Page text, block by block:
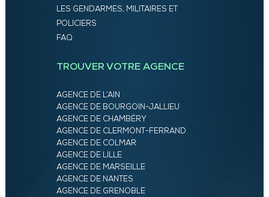
LES GENDARMES, MILITAIRES ET
POLICIERS
FAQ
TROUVER VOTRE AGENCE
AGENCE DE L’AIN
AGENCE DE BOURGOIN-JALLIEU
AGENCE DE CHAMBÉRY
AGENCE DE CLERMONT-FERRAND
AGENCE DE COLMAR
AGENCE DE LILLE
AGENCE DE MARSEILLE
AGENCE DE NANTES
AGENCE DE GRENOBLE